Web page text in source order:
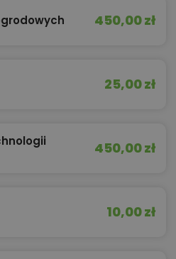
450,00 zł
25,00 zł
450,00 zł
10,00 zł